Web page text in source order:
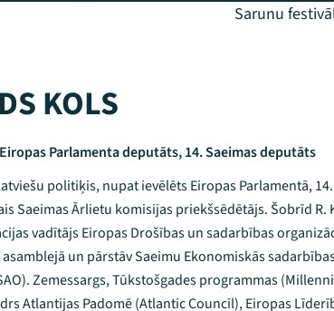
Sarunu
KOLS
Parlamenta deputāts, 14. Saeimas deputāts
politiķis, nupat ievēlēts Eiropas Parlamentā,
Saeimas Ārlietu komisijas priekšsēdētājs. Šobrīd R.
vadītājs Eiropas Drošības un sadarbības
un pārstāv Saeimu Ekonomiskās
Zemessargs, Tūkstošgades programmas
Atlantijas Padomē (Atlantic Council), Eiropas